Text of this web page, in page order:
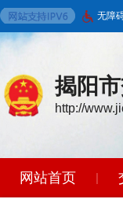
无障
揭阳
http://
网站首页 |